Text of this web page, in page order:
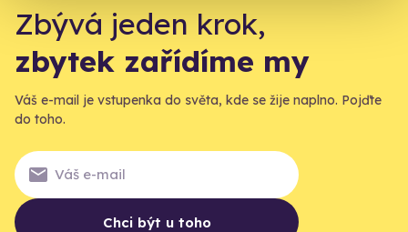
Zbývá jeden krok,
zbytek zařídíme my
Váš e-mail je vstupenka do světa, kde se žije naplno. Pojďte
do toho.
Chci být u toho